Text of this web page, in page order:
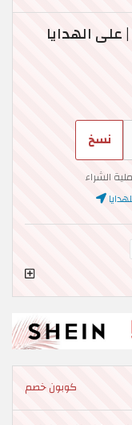
على الهدايا
نسخ
الشراء
كوبون خصم